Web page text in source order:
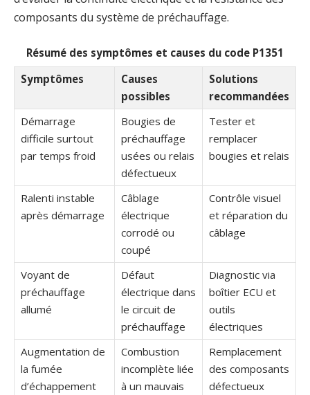
composants du système de préchauffage.
Résumé des symptômes et causes du code P1351
Symptômes
Causes
possibles
Solutions
recommandées
Démarrage
difficile surtout
par temps froid
Bougies de
préchauffage
usées ou relais
défectueux
Tester et
remplacer
bougies et relais
Ralenti instable
après démarrage
Câblage
électrique
corrodé ou
coupé
Contrôle visuel
et réparation du
câblage
Voyant de
préchauffage
allumé
Défaut
électrique dans
le circuit de
préchauffage
Diagnostic via
boîtier ECU et
outils
électriques
Augmentation de
la fumée
d’échappement
Combustion
incomplète liée
à un mauvais
Remplacement
des composants
défectueux